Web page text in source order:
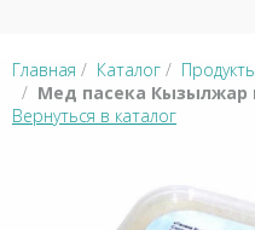
Главная / Каталог / Продукты
/ Мед пасека Кызылжар
Вернуться в каталог